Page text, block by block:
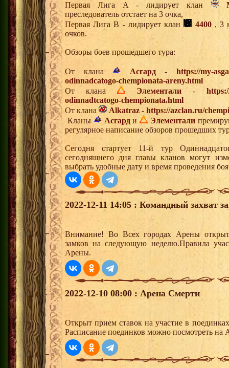
Первая Лига А - лидирует клан
преследователь отстает на 3 очка,
Первая Лига В - лидирует клан
4400, 3
очков.
Обзоры боев прошедшего тура:
От клана Асгард-https://my-
odinnadcatogo-chempionata-areny.html
От клана
Элементали -
odinnadtcatogo-chempionata.html
От клана
Alkatraz - https://azclan.ru/
Кланы
Асгарди Элементали
регулярное написание обзоров прошедших
Сегодня стартует 11-й тур
сегодняшнего дня главы кланов могут
выбрать удобные дату и время проведения
2022-12-11 14:05 : Командный захват
Внимание! Во Всех городах Арены
замков на следующую неделю.Правила
Арены.
2022-12-10 08:00 : Арена Смерти
Открыт прием ставок на участие в
Расписание поединков можно посмотреть на